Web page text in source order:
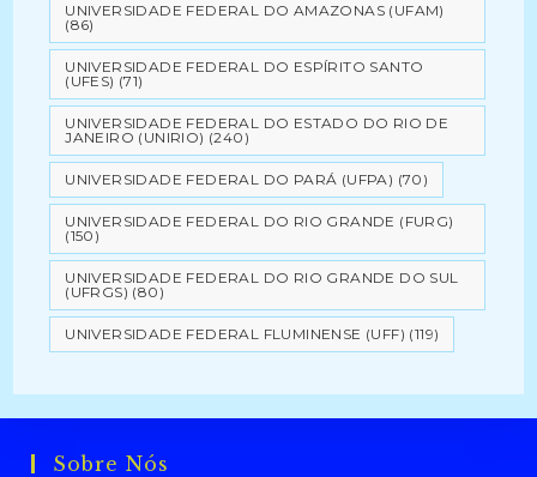
UNIVERSIDADE FEDERAL DO AMAZONAS (UFAM)
(86)
UNIVERSIDADE FEDERAL DO ESPÍRITO SANTO
(UFES) (71)
UNIVERSIDADE FEDERAL DO ESTADO DO RIO DE
JANEIRO (UNIRIO) (240)
UNIVERSIDADE FEDERAL DO PARÁ (UFPA) (70)
UNIVERSIDADE FEDERAL DO RIO GRANDE (FURG)
(150)
UNIVERSIDADE FEDERAL DO RIO GRANDE DO SUL
(UFRGS) (80)
UNIVERSIDADE FEDERAL FLUMINENSE (UFF) (119)
Sobre Nós